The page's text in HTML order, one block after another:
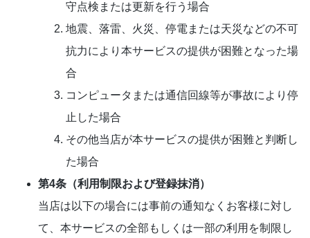
守点検または更新を行う場合
地震、落雷、火災、停電または天災などの不可
抗力により本サービスの提供が困難となった場
合
コンピュータまたは通信回線等が事故により停
止した場合
その他当店が本サービスの提供が困難と判断し
た場合
第4条（利用制限および登録抹消）
当店は以下の場合には事前の通知なくお客様に対し
て、本サービスの全部もしくは一部の利用を制限し